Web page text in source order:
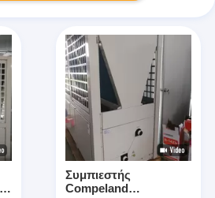
Συμπιεστής
Compeland